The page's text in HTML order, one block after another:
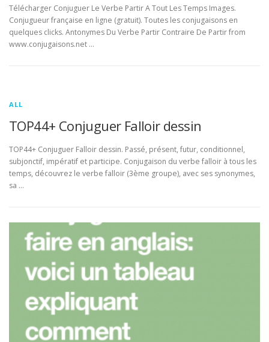
Télécharger Conjuguer Le Verbe Partir A Tout Les Temps Images.
Conjugueur française en ligne (gratuit). Toutes les conjugaisons en
quelques clicks. Antonymes Du Verbe Partir Contraire De Partir from
www.conjugaisons.net …
ALL
TOP44+ Conjuguer Falloir dessin
TOP44+ Conjuguer Falloir dessin. Passé, présent, futur, conditionnel,
subjonctif, impératif et participe. Conjugaison du verbe falloir à tous les
temps, découvrez le verbe falloir (3ème groupe), avec ses synonymes,
sa …